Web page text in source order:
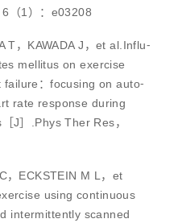
（1）：e03208
T，KAWADA J，et al.Influ⁃
mellitus on exercise
：focusing on auto⁃
rate response during
J］.Phys Ther Res，
，ECKSTEIN M L，et
using continuous
intermittently scanned